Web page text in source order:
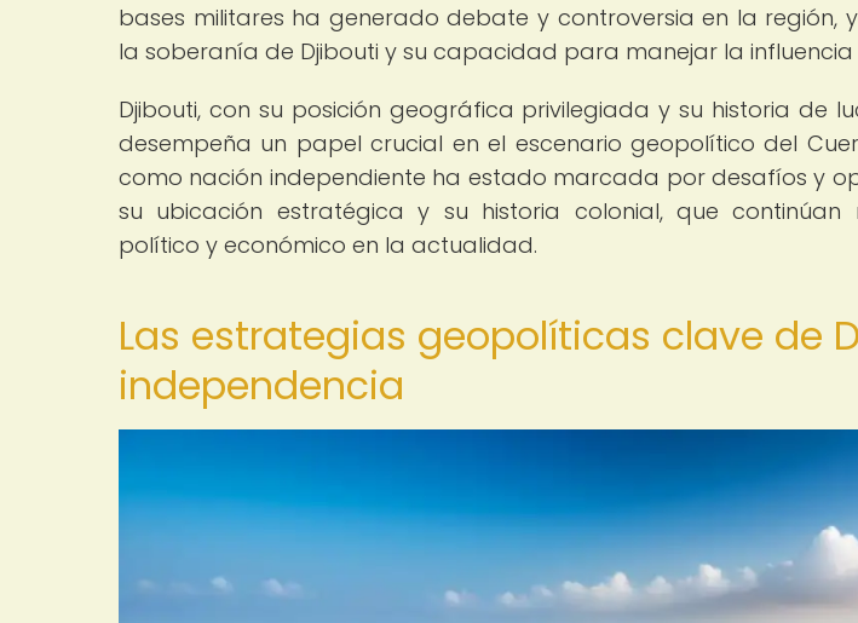
bases militares ha generado debate y controversia en la región,
la soberanía de Djibouti y su capacidad para manejar la influencia
Djibouti, con su posición geográfica privilegiada y su historia de
desempeña un papel crucial en el escenario geopolítico del
como nación independiente ha estado marcada por desafíos y
su ubicación estratégica y su historia colonial, que continúan
político y económico en la actualidad.
Las estrategias geopolíticas clave de
independencia